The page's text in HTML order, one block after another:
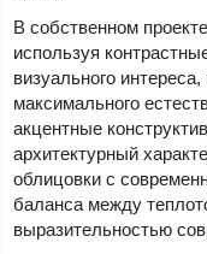
В собственном
используя
визуального
максимального
акцентные
архитектурный
облицовки с
баланса между
выразительностью